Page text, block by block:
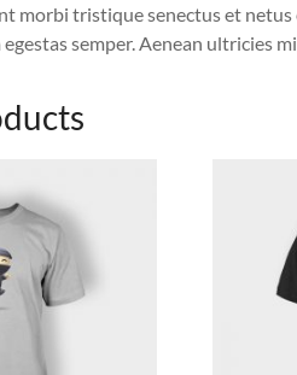
morbi tristique senectus et
semper. Aenean ultricies